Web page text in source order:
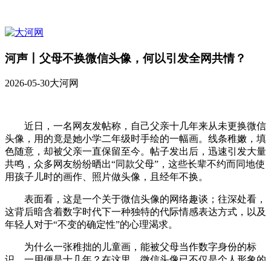
河声丨父母不换微信头像，何以引发全网共情？
2026-05-30大河网
近日，一名网友发帖称，自己父亲十几年来从未更换微信
头像，用的竟是她小学二年级时手绘的一幅画。线条稚嫩，填
色随意，却被父亲一直保留至今。帖子发出后，迅速引发大量
共鸣，众多网友纷纷晒出“同款父母”，这些长辈不约而同地使
用孩子儿时的画作、照片做头像，且经年不换。
表面看，这是一个关于微信头像的网络趣谈；往深处看，
这背后暗含着数字时代下一种独特的代际情感表达方式，以及
年轻人对于“不变的确定性”的心理渴求。
为什么一张稚拙的儿童画，能被父母当作数字身份的标